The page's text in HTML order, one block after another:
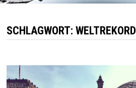
SCHLAGWORT: WELTREKORD